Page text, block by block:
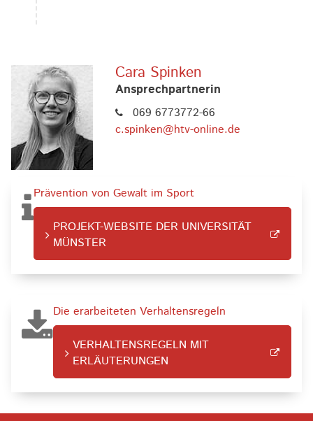
Cara Spinken
Ansprechpartnerin
069 6773772-66
c.spinken@htv-online.de
Prävention von Gewalt im Sport
PROJEKT-WEBSITE DER UNIVERSITÄT
MÜNSTER
Die erarbeiteten Verhaltensregeln
VERHALTENSREGELN MIT
ERLÄUTERUNGEN